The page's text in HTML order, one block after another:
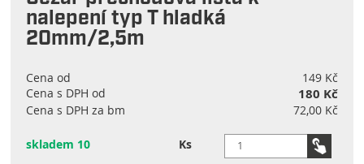
nalepení typ T hladká
20mm/2,5m
Cena od
149 Kč
Cena s DPH od
180 Kč
Cena s DPH za bm 72,00 Kč
skladem 10 Ks